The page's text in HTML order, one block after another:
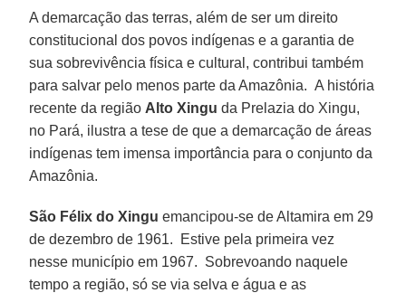
A demarcação das terras, além de ser um direito
constitucional dos povos indígenas e a garantia de
sua sobrevivência física e cultural, contribui também
para salvar pelo menos parte da Amazônia. A história
recente da região Alto Xingu da Prelazia do Xingu,
no Pará, ilustra a tese de que a demarcação de áreas
indígenas tem imensa importância para o conjunto da
Amazônia.
São Félix do Xingu emancipou-se de Altamira em 29
de dezembro de 1961. Estive pela primeira vez
nesse município em 1967. Sobrevoando naquele
tempo a região, só se via selva e água e as